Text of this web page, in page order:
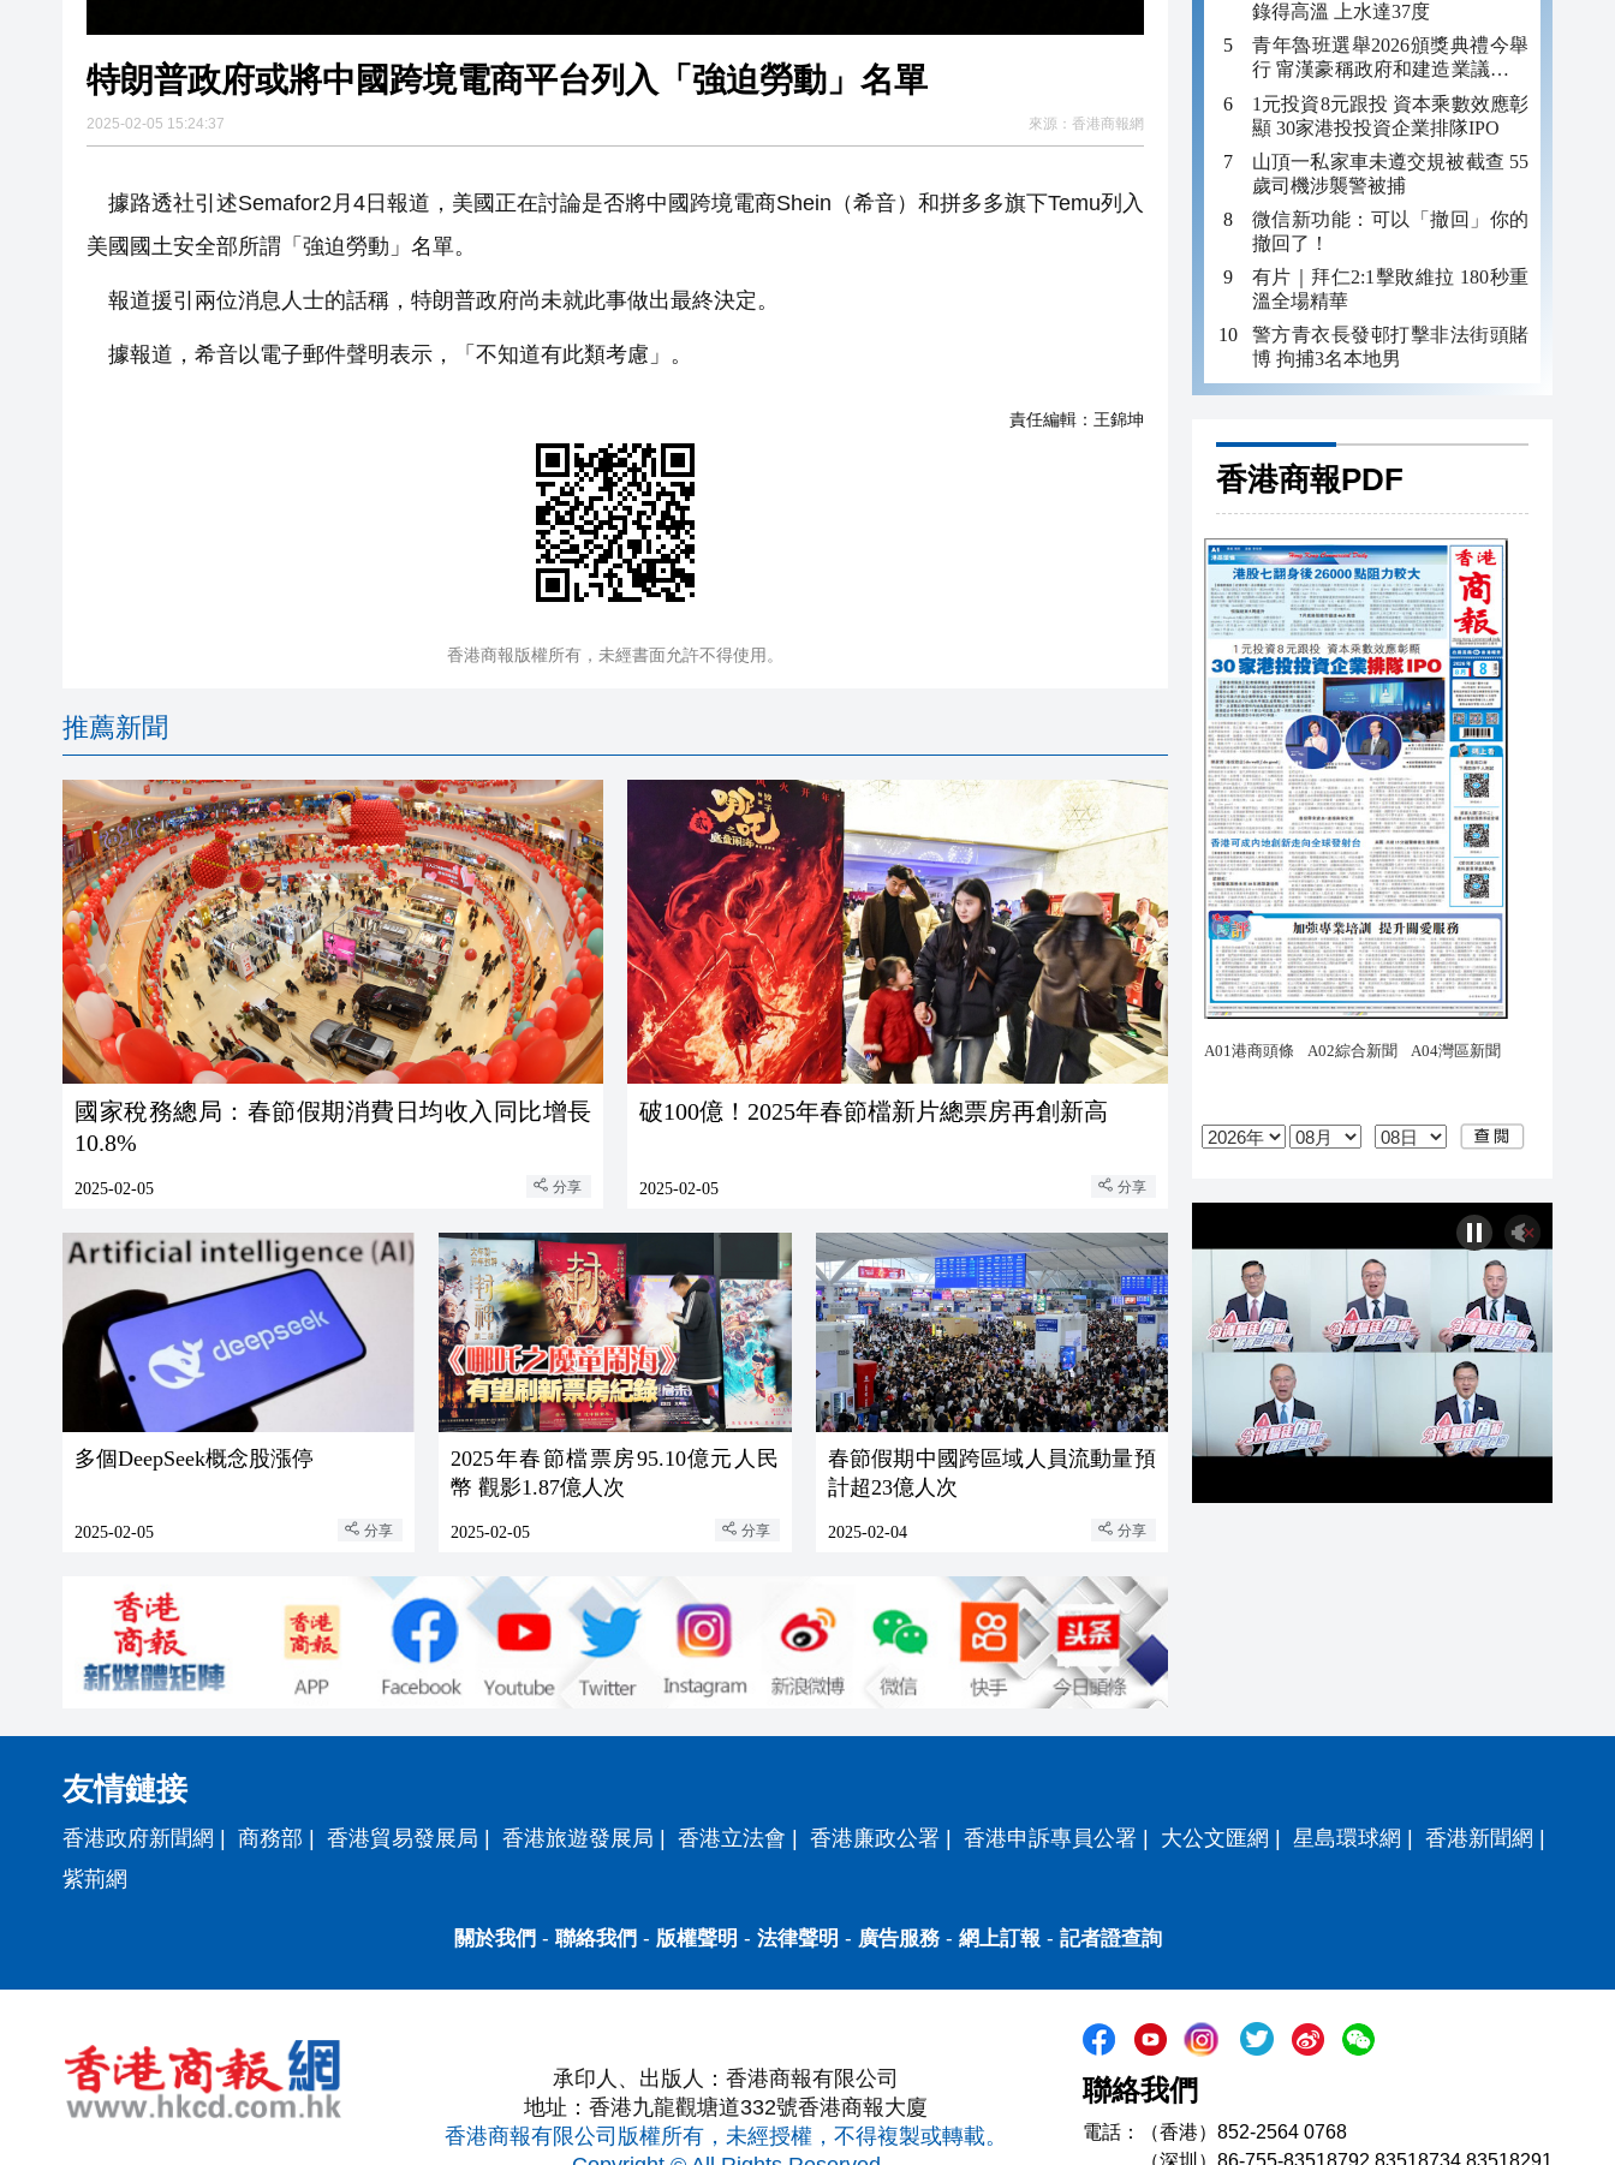
特朗普政府或將中國跨境電商平台列入「強迫勞動」名單
2025-02-05 15:24:37 來源： 香港商報網
據路透社引述Semafor2月4日報道，美國正在討論是否將中國跨境電商Shein（希音）和拼多多旗下Temu列入
美國國土安全部所謂「強迫勞動」名單。
報道援引兩位消息人士的話稱，特朗普政府尚未就此事做出最終決定。
據報道，希音以電子郵件聲明表示，「不知道有此類考慮」。
責任編輯： 王錦坤
香港商報版權所有，未經書面允許不得使用。
推薦新聞
國家稅務總局：春節假期消費日均收入同比增長
10.8%
2025-02-05 分享
破100億！2025年春節檔新片總票房再創新高
2025-02-05 分享
多個DeepSeek概念股漲停
2025-02-05 分享
2025年春節檔票房95.10億元人民
幣 觀影1.87億人次
2025-02-05 分享
春節假期中國跨區域人員流動量預
計超23億人次
2025-02-04 分享
錄得高溫 上水達37度
青年魯班選舉2026頒獎典禮今舉
行 甯漢豪稱政府和建造業議會做
好培訓工作
1元投資8元跟投 資本乘數效應彰
顯 30家港投投資企業排隊IPO
山頂一私家車未遵交規被截查 55
歲司機涉襲警被捕
微信新功能：可以「撤回」你的
撤回了！
有片｜拜仁2:1擊敗維拉 180秒重
溫全場精華
警方青衣長發邨打擊非法街頭賭
博 拘捕3名本地男
香港商報PDF
友情鏈接
香港政府新聞網 商務部 香港貿易發展局 香港旅遊發展局 香港立法會 香港廉政公署 香港申訴專員公署 大公文匯網 星島環球網 香港新聞網
紫荊網
關於我們 - 聯絡我們 - 版權聲明 - 法律聲明 - 廣告服務- 網上訂報 - 記者證查詢
承印人、出版人：香港商報有限公司
地址：香港九龍觀塘道332號香港商報大廈
香港商報有限公司版權所有，未經授權，不得複製或轉載。
聯絡我們
電話：（香港）852-2564 0768